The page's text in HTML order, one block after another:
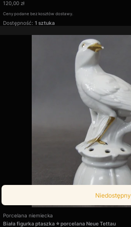
Cena
120,00 zł
Ceny podane bez kosztów dostawy.
Dostępność: 1 sztuka
Niedostępny
Biała figurka ptaszka ⭐ porcelana Neue Tettau
Producent
Porcelana niemiecka